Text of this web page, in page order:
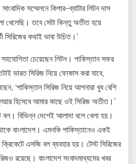
সম্মেলনে কিপার-ব্যাটার লিটন দাস
খেলেছি। তবে সেটা কিন্তু অতীত হয়ে
সিরিজের কথাই ভাবা উচিত।’
চেয়েছেন লিটন। পাকিস্তান সফর
ভারত সিরিজ নিয়ে ফোকাস করা যাবে,
‘পাকিস্তান সিরিজ নিয়ে আপনারা খুব বেশি
হিসেবে আমার কাছে ওই সিরিজ অতীত।’
বল। বিভিন্ন দেশেই আলাদা বলে খেলা হয়।
বাংলাদেশ। এমনকি পাকিস্তানেও একই
ক্রিকেটে এসজি বল ব্যবহার হয়। টেস্ট সিরিজের
রয়েছে। বাংলাদেশ সংবাদমাধ্যমের খবর